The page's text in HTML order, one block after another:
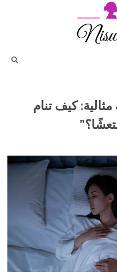
مثالية: كيف تنام